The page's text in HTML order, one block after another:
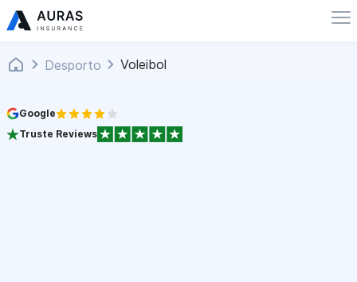
Desporto Voleibol
Google
Truste Reviews